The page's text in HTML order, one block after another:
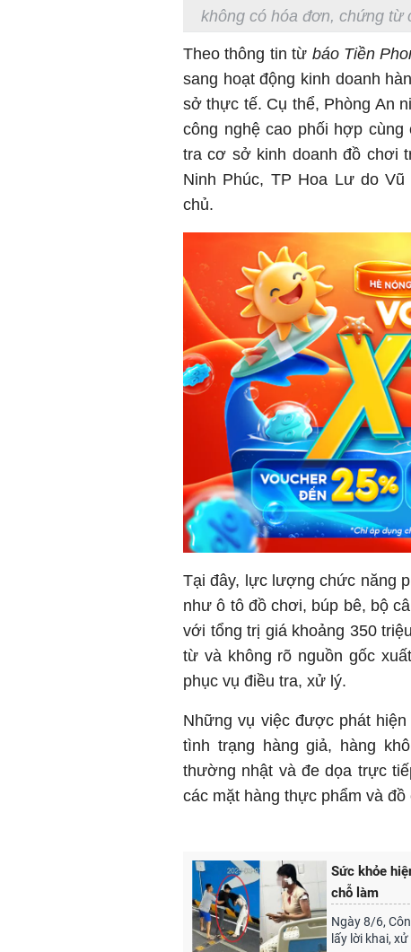
không có hóa đơn, chứng từ
Theo thông tin từ báo Tiền
sang hoạt động kinh doanh
sở thực tế. Cụ thể, Phòng An
công nghệ cao phối hợp
tra cơ sở kinh doanh đồ chơi
Ninh Phúc, TP Hoa Lư do
chủ.
Tại đây, lực lượng chức năng
như ô tô đồ chơi, búp bê, bộ
với tổng trị giá khoảng 350
từ và không rõ nguồn gốc
phục vụ điều tra, xử lý.
Những vụ việc được phát
tình trạng hàng giả, hàng
thường nhật và đe dọa trực
các mặt hàng thực phẩm và đồ
Sức khỏe
chỗ làm
Ngày 8/6,
lấy lời khai,